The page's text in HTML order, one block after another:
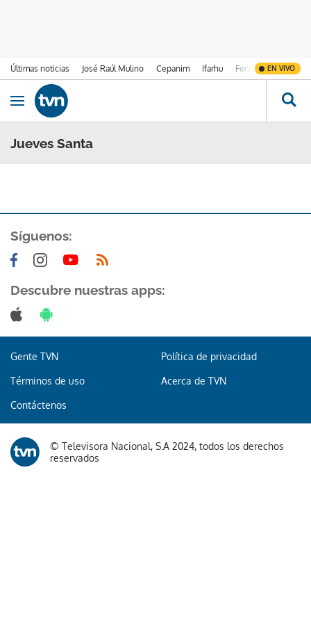
Últimas noticias José Raúl Mulino Cepanim Ifarhu Fenómeno de El
EN VIVO
Ir al contenido
Obrir navegació
Jueves Santa
Síguenos:
Descubre nuestras apps:
Gente TVN Política de privacidad
Términos de uso Acerca de TVN
Contáctenos
© Televisora Nacional, S.A 2024, todos los derechos
reservados